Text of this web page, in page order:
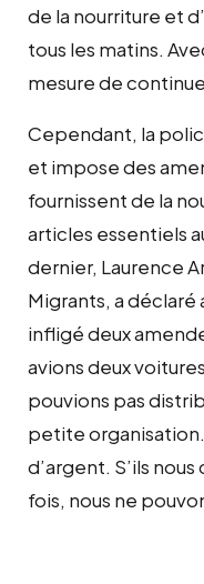
de la nourriture et
tous les matins.
mesure de
Cependant, la
et impose des
fournissent de la
articles essentiels
dernier, Laurence
Migrants, a déclaré
infligé deux
avions deux
pouvions pas
petite organisation.
d’argent. S’ils
fois, nous ne